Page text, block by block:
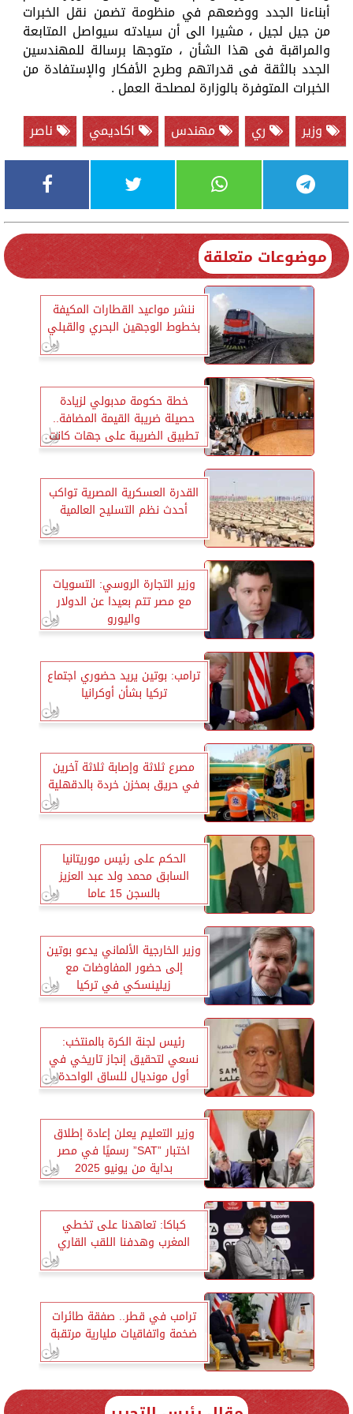
أبناءنا الجدد ووضعهم في منظومة تضمن نقل الخبرات
من جيل لجيل ، مشيرا الى أن سيادته سيواصل المتابعة
والمراقبة فى هذا الشأن ، متوجها برسالة للمهندسين
الجدد بالثقة فى قدراتهم وطرح الأفكار والإستفادة من
الخبرات المتوفرة بالوزارة لمصلحة العمل .
وزير
ري مهندس اكاديمي ناصر
موضوعات متعلقة
ننشر مواعيد القطارات المكيفة
بخطوط الوجهين البحري والقبلي
خطة حكومة مدبولي لزيادة
حصيلة ضريبة القيمة المضافة..
تطبيق الضريبة على جهات كانت
معفاة
القدرة العسكرية المصرية تواكب
أحدث نظم التسليح العالمية
وزير التجارة الروسي: التسويات
مع مصر تتم بعيدا عن الدولار
واليورو
ترامب: بوتين يريد حضوري اجتماع
تركيا بشأن أوكرانيا
مصرع ثلاثة وإصابة ثلاثة آخرين
في حريق بمخزن خردة بالدقهلية
الحكم على رئيس موريتانيا
السابق محمد ولد عبد العزيز
بالسجن 15 عاما
وزير الخارجية الألماني يدعو بوتين
إلى حضور المفاوضات مع
زيلينسكي في تركيا
رئيس لجنة الكرة بالمنتخب:
نسعي لتحقيق إنجاز تاريخي في
أول مونديال للساق الواحدة
وزير التعليم يعلن إعادة إطلاق
اختبار ”SAT” رسميًا في مصر
بداية من يونيو 2025
كباكا: تعاهدنا على تخطي
المغرب وهدفنا اللقب القاري
ترامب في قطر.. صفقة طائرات
ضخمة واتفاقيات مليارية مرتقبة